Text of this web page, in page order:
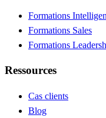
Formations
Formations Sales
Formations
Ressources
Cas clients
Blog